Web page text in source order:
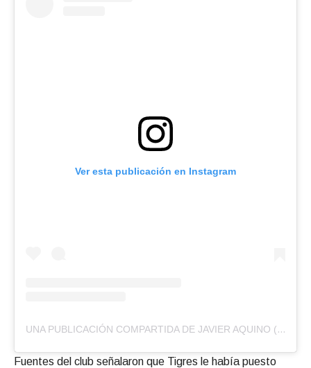
Ver esta publicación en Instagram
UNA PUBLICACIÓN COMPARTIDA DE JAVIER AQUINO (@JAVIERAQUINO7)
Fuentes del club señalaron que Tigres le había puesto